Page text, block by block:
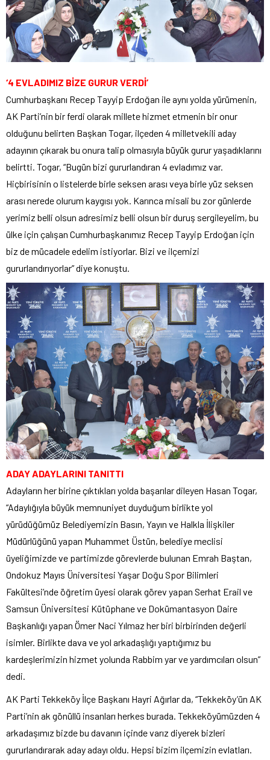
‘4 EVLADIMIZ BİZE GURUR VERDİ’
Cumhurbaşkanı Recep Tayyip Erdoğan ile aynı yolda yürümenin,
AK Parti’nin bir ferdi olarak millete hizmet etmenin bir onur
olduğunu belirten Başkan Togar, ilçeden 4 milletvekili aday
adayının çıkarak bu onura talip olmasıyla büyük gurur yaşadıklarını
belirtti. Togar, “Bugün bizi gururlandıran 4 evladımız var.
Hiçbirisinin o listelerde birle seksen arası veya birle yüz seksen
arası nerede olurum kaygısı yok. Karınca misali bu zor günlerde
yerimiz belli olsun adresimiz belli olsun bir duruş sergileyelim, bu
ülke için çalışan Cumhurbaşkanımız Recep Tayyip Erdoğan için
biz de mücadele edelim istiyorlar. Bizi ve ilçemizi
gururlandırıyorlar” diye konuştu.
ADAY ADAYLARINI TANITTI
Adayların her birine çıktıkları yolda başarılar dileyen Hasan Togar,
“Adaylığıyla büyük memnuniyet duyduğum birlikte yol
yürüdüğümüz Belediyemizin Basın, Yayın ve Halkla İlişkiler
Müdürlüğünü yapan Muhammet Üstün, belediye meclisi
üyeliğimizde ve partimizde görevlerde bulunan Emrah Baştan,
Ondokuz Mayıs Üniversitesi Yaşar Doğu Spor Bilimleri
Fakültesi’nde öğretim üyesi olarak görev yapan Serhat Erail ve
Samsun Üniversitesi Kütüphane ve Dokümantasyon Daire
Başkanlığı yapan Ömer Naci Yılmaz her biri birbirinden değerli
isimler. Birlikte dava ve yol arkadaşlığı yaptığımız bu
kardeşlerimizin hizmet yolunda Rabbim yar ve yardımcıları olsun”
dedi.
AK Parti Tekkeköy İlçe Başkanı Hayri Ağırlar da, “Tekkeköy’ün AK
Parti’nin ak gönüllü insanları herkes burada. Tekkeköyümüzden 4
arkadaşımız bizde bu davanın içinde varız diyerek bizleri
gururlandırarak aday adayı oldu. Hepsi bizim ilçemizin evlatları.